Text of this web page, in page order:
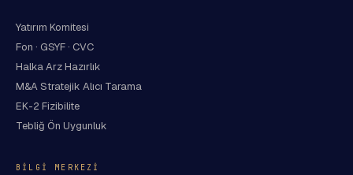
Yatırım Komitesi
Fon · GSYF · CVC
Halka Arz Hazırlık
M&A Stratejik Alıcı Tarama
EK-2 Fizibilite
Tebliğ Ön Uygunluk
BILGI MERKEZI